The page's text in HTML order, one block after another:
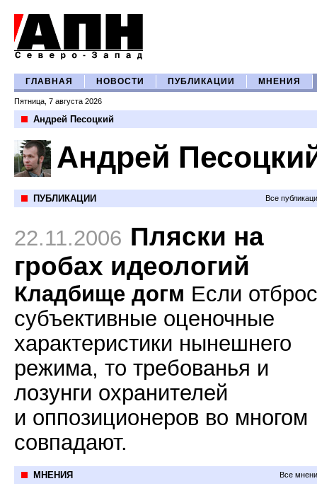
ГЛАВНАЯ НОВОСТИ ПУБЛИКАЦИИ МНЕНИЯ
Пятница, 7 августа 2026
Андрей Песоцкий
Андрей
ПУБЛИКАЦИИ Все
22.11.2006 Пляски на
гробах идеологий
Кладбище догм Если
субъективные оценочные
характеристики нынешнего
режима, то требованья и
лозунги охранителей
и оппозиционеров во многом
совпадают.
МНЕНИЯ Все